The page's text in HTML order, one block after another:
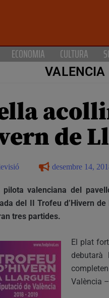
ECONOMIA CULTURA
VALENCIA
de
desembre 14,
valenciana del
del II Trofeu d’Hivern
tres partides.
El plat
València